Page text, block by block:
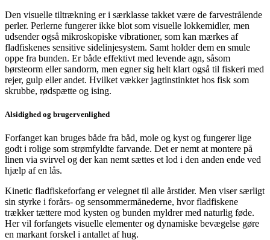
Den visuelle tiltrækning er i særklasse takket være de farvestrålende
perler. Perlerne fungerer ikke blot som visuelle lokkemidler, men
udsender også mikroskopiske vibrationer, som kan mærkes af
fladfiskenes sensitive sidelinjesystem. Samt holder dem en smule
oppe fra bunden. Er både effektivt med levende agn, såsom
børsteorm eller sandorm, men egner sig helt klart også til fiskeri med
rejer, gulp eller andet. Hvilket vækker jagtinstinktet hos fisk som
skrubbe, rødspætte og ising.
Alsidighed og brugervenlighed
Forfanget kan bruges både fra båd, mole og kyst og fungerer lige
godt i rolige som strømfyldte farvande. Det er nemt at montere på
linen via svirvel og der kan nemt sættes et lod i den anden ende ved
hjælp af en lås.
Kinetic fladfiskeforfang er velegnet til alle årstider. Men viser særligt
sin styrke i forårs- og sensommermånederne, hvor fladfiskene
trækker tættere mod kysten og bunden myldrer med naturlig føde.
Her vil forfangets visuelle elementer og dynamiske bevægelse gøre
en markant forskel i antallet af hug.